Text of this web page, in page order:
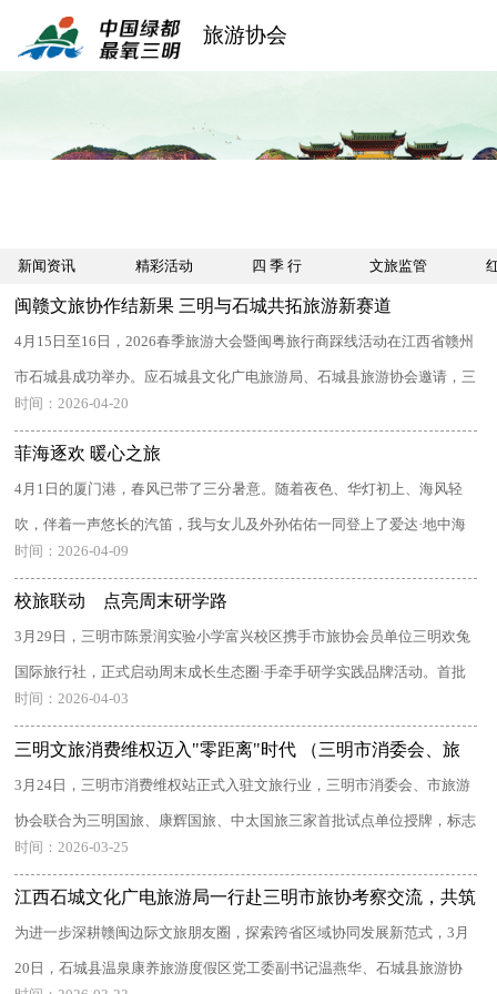
旅游协会
新闻资讯 精彩活动 四 季 行 文旅监管
闽赣文旅协作结新果 三明与石城共拓旅游新赛道
4月15日至16日，2026春季旅游大会暨闽粤旅行商踩线活动在江西省赣州
市石城县成功举办。应石城县文化广电旅游局、石城县旅游协会邀请，三
明 ...
时间：2026-04-20
菲海逐欢 暖心之旅
4月1日的厦门港，春风已带了三分暑意。随着夜色、华灯初上、海风轻
吹，伴着一声悠长的汽笛，我与女儿及外孙佑佑一同登上了爱达·地中海
号向 ...
时间：2026-04-09
校旅联动 点亮周末研学路
3月29日，三明市陈景润实验小学富兴校区携手市旅协会员单位三明欢兔
国际旅行社，正式启动周末成长生态圈·手牵手研学实践品牌活动。首批
30 ...
时间：2026-04-03
三明文旅消费维权迈入"零距离"时代 （三明市消委会、旅
游协会联合为首批三家旅行社授牌）
3月24日，三明市消费维权站正式入驻文旅行业，三明市消委会、市旅游
协会联合为三明国旅、康辉国旅、中太国旅三家首批试点单位授牌，标志
着 ...
时间：2026-03-25
江西石城文化广电旅游局一行赴三明市旅协考察交流，共筑
区域协同新高地
为进一步深耕赣闽边际文旅朋友圈，探索跨省区域协同发展新范式，3月
20日，石城县温泉康养旅游度假区党工委副书记温燕华、石城县旅游协